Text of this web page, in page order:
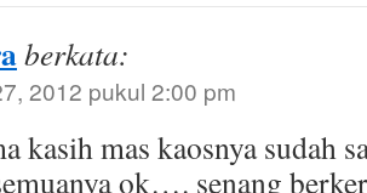
berkata:
2012 pukul 2:00 pm
kasih mas kaosnya sudah
ok…. senang